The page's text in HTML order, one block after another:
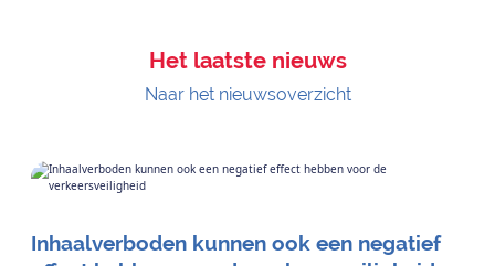
Het laatste nieuws
Naar het nieuwsoverzicht
Inhaalverboden kunnen ook een negatief